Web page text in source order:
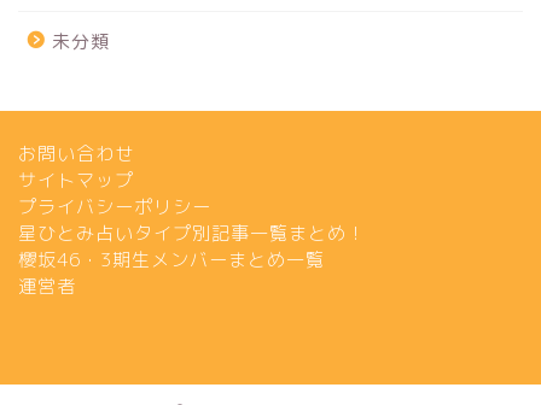
未分類
お問い合わせ
サイトマップ
プライバシーポリシー
星ひとみ占いタイプ別記事一覧まとめ！
櫻坂46・3期生メンバーまとめ一覧
運営者